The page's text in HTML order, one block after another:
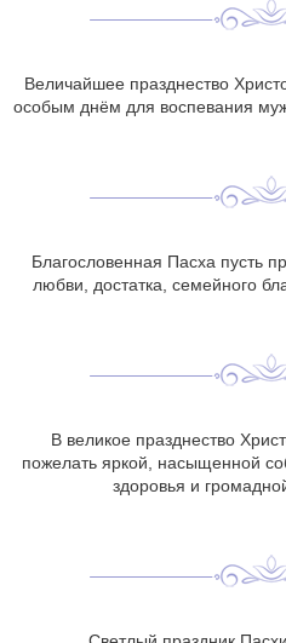
Величайшее празднество
особым днём для воспевания
Благословенная Пасха пусть
любви, достатка, семейного
В великое празднество
пожелать яркой, насыщенной
здоровья и